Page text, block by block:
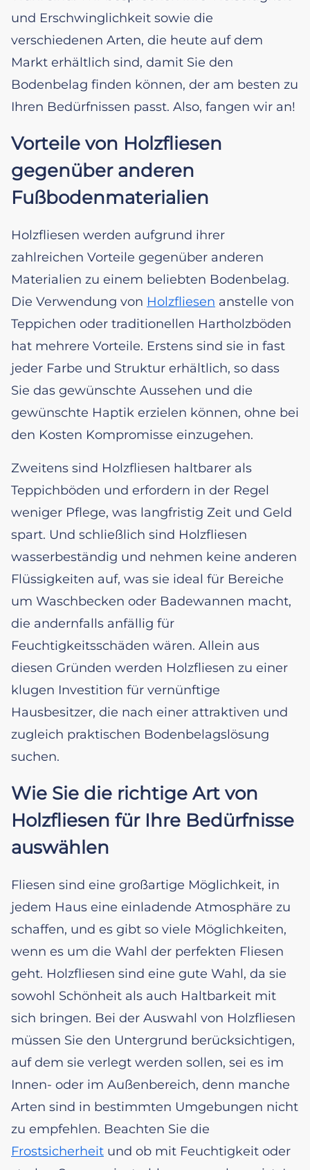
und Erschwinglichkeit sowie die
verschiedenen Arten, die heute auf dem
Markt erhältlich sind, damit Sie den
Bodenbelag finden können, der am besten zu
Ihren Bedürfnissen passt. Also, fangen wir an!
Vorteile von Holzfliesen
gegenüber anderen
Fußbodenmaterialien
Holzfliesen werden aufgrund ihrer
zahlreichen Vorteile gegenüber anderen
Materialien zu einem beliebten Bodenbelag.
Die Verwendung von Holzfliesen anstelle von
Teppichen oder traditionellen Hartholzböden
hat mehrere Vorteile. Erstens sind sie in fast
jeder Farbe und Struktur erhältlich, so dass
Sie das gewünschte Aussehen und die
gewünschte Haptik erzielen können, ohne bei
den Kosten Kompromisse einzugehen.
Zweitens sind Holzfliesen haltbarer als
Teppichböden und erfordern in der Regel
weniger Pflege, was langfristig Zeit und Geld
spart. Und schließlich sind Holzfliesen
wasserbeständig und nehmen keine anderen
Flüssigkeiten auf, was sie ideal für Bereiche
um Waschbecken oder Badewannen macht,
die andernfalls anfällig für
Feuchtigkeitsschäden wären. Allein aus
diesen Gründen werden Holzfliesen zu einer
klugen Investition für vernünftige
Hausbesitzer, die nach einer attraktiven und
zugleich praktischen Bodenbelagslösung
suchen.
Wie Sie die richtige Art von
Holzfliesen für Ihre Bedürfnisse
auswählen
Fliesen sind eine großartige Möglichkeit, in
jedem Haus eine einladende Atmosphäre zu
schaffen, und es gibt so viele Möglichkeiten,
wenn es um die Wahl der perfekten Fliesen
geht. Holzfliesen sind eine gute Wahl, da sie
sowohl Schönheit als auch Haltbarkeit mit
sich bringen. Bei der Auswahl von Holzfliesen
müssen Sie den Untergrund berücksichtigen,
auf dem sie verlegt werden sollen, sei es im
Innen- oder im Außenbereich, denn manche
Arten sind in bestimmten Umgebungen nicht
zu empfehlen. Beachten Sie die
Frostsicherheit und ob mit Feuchtigkeit oder